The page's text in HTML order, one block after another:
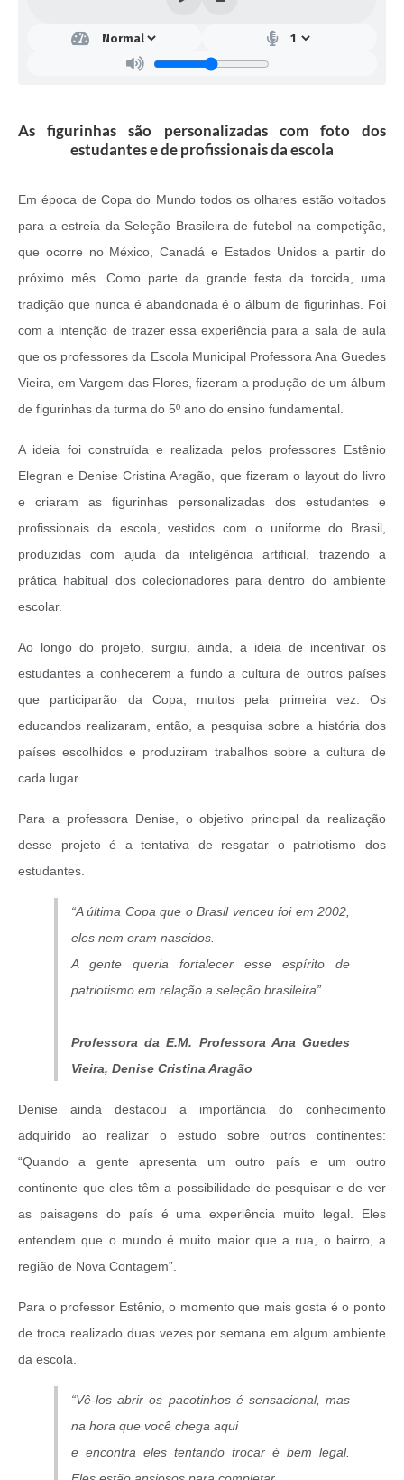
As figurinhas são personalizadas com foto dos
estudantes e de profissionais da escola
Em época de Copa do Mundo todos os olhares estão voltados
para a estreia da Seleção Brasileira de futebol na competição,
que ocorre no México, Canadá e Estados Unidos a partir do
próximo mês. Como parte da grande festa da torcida, uma
tradição que nunca é abandonada é o álbum de figurinhas. Foi
com a intenção de trazer essa experiência para a sala de aula
que os professores da Escola Municipal Professora Ana Guedes
Vieira, em Vargem das Flores, fizeram a produção de um álbum
de figurinhas da turma do 5º ano do ensino fundamental.
A ideia foi construída e realizada pelos professores Estênio
Elegran e Denise Cristina Aragão, que fizeram o layout do livro
e criaram as figurinhas personalizadas dos estudantes e
profissionais da escola, vestidos com o uniforme do Brasil,
produzidas com ajuda da inteligência artificial, trazendo a
prática habitual dos colecionadores para dentro do ambiente
escolar.
Ao longo do projeto, surgiu, ainda, a ideia de incentivar os
estudantes a conhecerem a fundo a cultura de outros países
que participarão da Copa, muitos pela primeira vez. Os
educandos realizaram, então, a pesquisa sobre a história dos
países escolhidos e produziram trabalhos sobre a cultura de
cada lugar.
Para a professora Denise, o objetivo principal da realização
desse projeto é a tentativa de resgatar o patriotismo dos
estudantes.
“A última Copa que o Brasil venceu foi em 2002,
eles nem eram nascidos.
A gente queria fortalecer esse espírito de
patriotismo em relação a seleção brasileira”.
Professora da E.M. Professora Ana Guedes
Vieira, Denise Cristina Aragão
Denise ainda destacou a importância do conhecimento
adquirido ao realizar o estudo sobre outros continentes:
“Quando a gente apresenta um outro país e um outro
continente que eles têm a possibilidade de pesquisar e de ver
as paisagens do país é uma experiência muito legal. Eles
entendem que o mundo é muito maior que a rua, o bairro, a
região de Nova Contagem”.
Para o professor Estênio, o momento que mais gosta é o ponto
de troca realizado duas vezes por semana em algum ambiente
da escola.
“Vê-los abrir os pacotinhos é sensacional, mas
na hora que você chega aqui
e encontra eles tentando trocar é bem legal.